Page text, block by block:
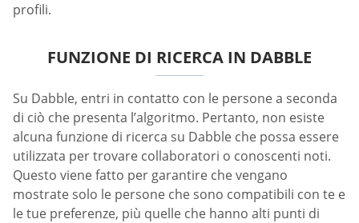
profili.
FUNZIONE DI RICERCA IN DABBLE
Su Dabble, entri in contatto con le persone a seconda
di ciò che presenta l’algoritmo. Pertanto, non esiste
alcuna funzione di ricerca su Dabble che possa essere
utilizzata per trovare collaboratori o conoscenti noti.
Questo viene fatto per garantire che vengano
mostrate solo le persone che sono compatibili con te e
le tue preferenze, più quelle che hanno alti punti di